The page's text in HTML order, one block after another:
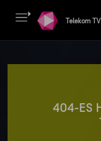
Telekom
404-ES